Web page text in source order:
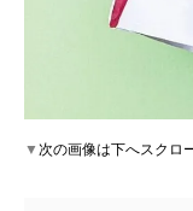
▼次の画像は下へスクロ